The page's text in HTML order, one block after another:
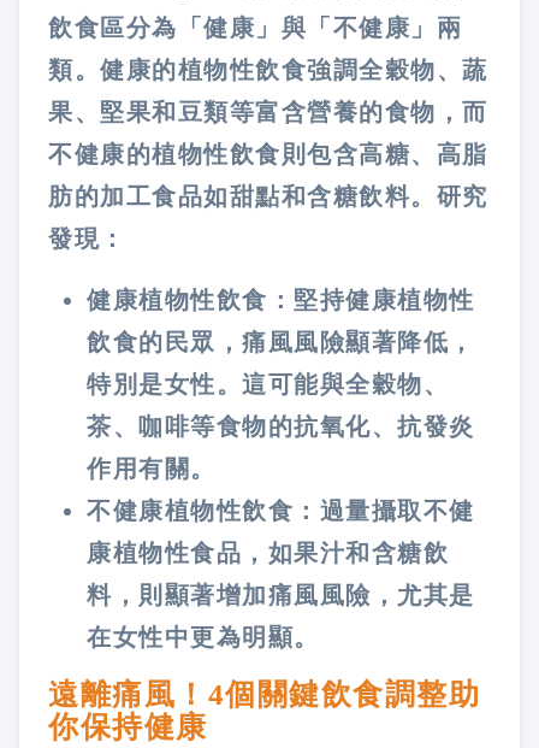
飲食區分為「健康」與「不健康」兩
類。健康的植物性飲食強調全穀物、蔬
果、堅果和豆類等富含營養的食物，而
不健康的植物性飲食則包含高糖、高脂
肪的加工食品如甜點和含糖飲料。研究
發現：
健康植物性飲食：堅持健康植物性
飲食的民眾，痛風風險顯著降低，
特別是女性。這可能與全穀物、
茶、咖啡等食物的抗氧化、抗發炎
作用有關。
不健康植物性飲食：過量攝取不健
康植物性食品，如果汁和含糖飲
料，則顯著增加痛風風險，尤其是
在女性中更為明顯。
遠離痛風！4個關鍵飲食調整助
你保持健康